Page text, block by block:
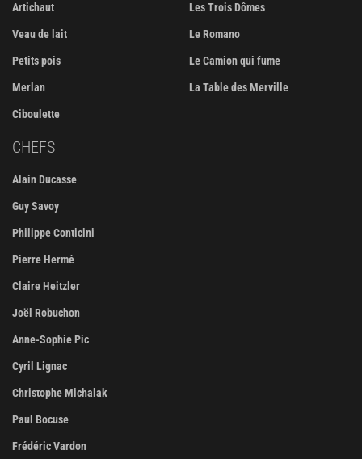
Artichaut
Veau de lait
Petits pois
Merlan
Ciboulette
Les Trois Dômes
Le Romano
Le Camion qui fume
La Table des Merville
CHEFS
Alain Ducasse
Guy Savoy
Philippe Conticini
Pierre Hermé
Claire Heitzler
Joël Robuchon
Anne-Sophie Pic
Cyril Lignac
Christophe Michalak
Paul Bocuse
Frédéric Vardon